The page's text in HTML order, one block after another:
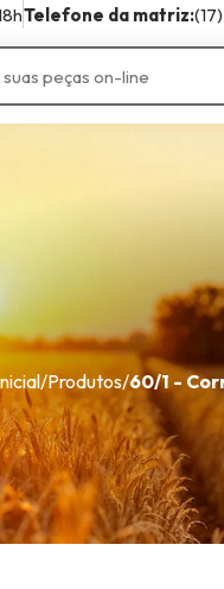
Telefone da matriz:
/Produtos/60/1 -